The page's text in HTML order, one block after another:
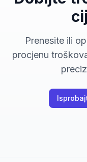
Prenesite ili
procjenu